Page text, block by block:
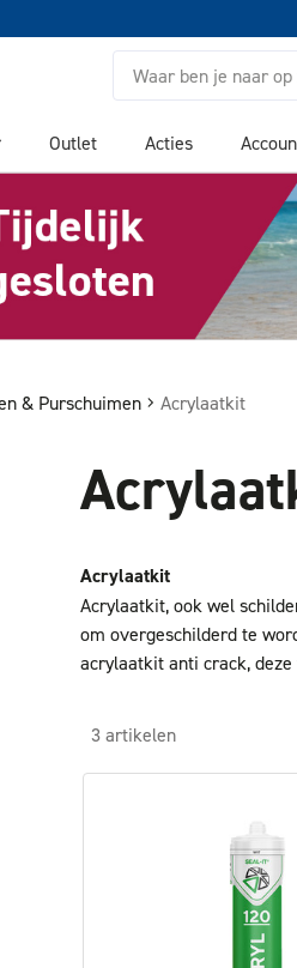
Zoeken
Outlet Acties
& Purschuimen Acrylaatkit
Acrylaatkit
Acrylaatkit, ook wel
om overgeschilderd te
acrylaatkit anti crack,
3 artikelen